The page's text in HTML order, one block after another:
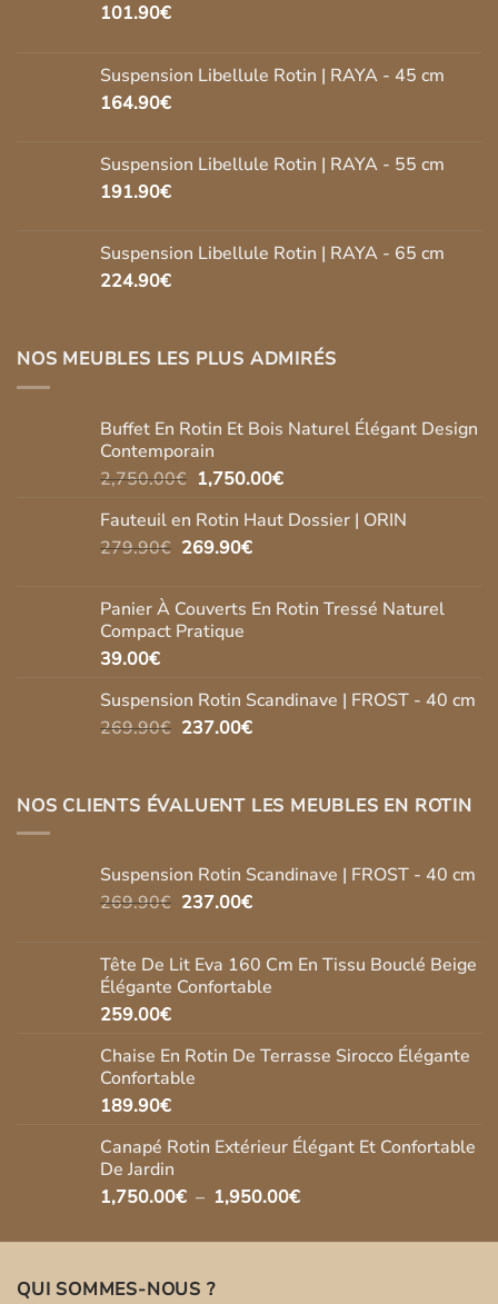
101.90€
Suspension Libellule Rotin | RAYA - 45 cm
164.90€
Suspension Libellule Rotin | RAYA - 55 cm
191.90€
Suspension Libellule Rotin | RAYA - 65 cm
224.90€
NOS MEUBLES LES PLUS ADMIRÉS
Buffet En Rotin Et Bois Naturel Élégant Design
Contemporain
2,750.00€ Le
initial
était :
1,750.00€Le
actuel
Fauteuil en Rotin Haut Dossier | ORIN
279.90€ Le
était :
279.90€.
269.90€Le
est :
Panier À Couverts En Rotin Tressé Naturel
Compact Pratique
39.00€
Suspension Rotin Scandinave | FROST - 40 cm
269.90€ Le
était :
269.90€.
237.00€Le
est :
237.00€.
NOS CLIENTS ÉVALUENT LES MEUBLES EN ROTIN
Suspension Rotin Scandinave | FROST - 40 cm
269.90€ Le
était :
269.90€.
237.00€Le
est :
237.00€.
Tête De Lit Eva 160 Cm En Tissu Bouclé Beige
Élégante Confortable
259.00€
Chaise En Rotin De Terrasse Sirocco Élégante
Confortable
189.90€
Canapé Rotin Extérieur Élégant Et Confortable
De Jardin
1,750.00€ – 1,950.00€Plage
prix :
QUI SOMMES-NOUS ?